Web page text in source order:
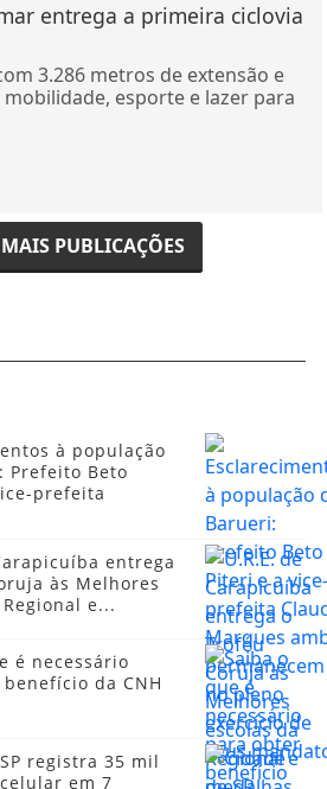
entrega a primeira ciclovia
3.286 metros de extensão e
esporte e lazer para
PUBLICAÇÕES
à população
Prefeito Beto
prefeita
entrega
às Melhores
e...
é necessário
da CNH
registra 35 mil
em 7